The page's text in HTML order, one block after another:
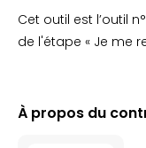
Cet outil est l’outil
de l'étape « Je me
À propos du